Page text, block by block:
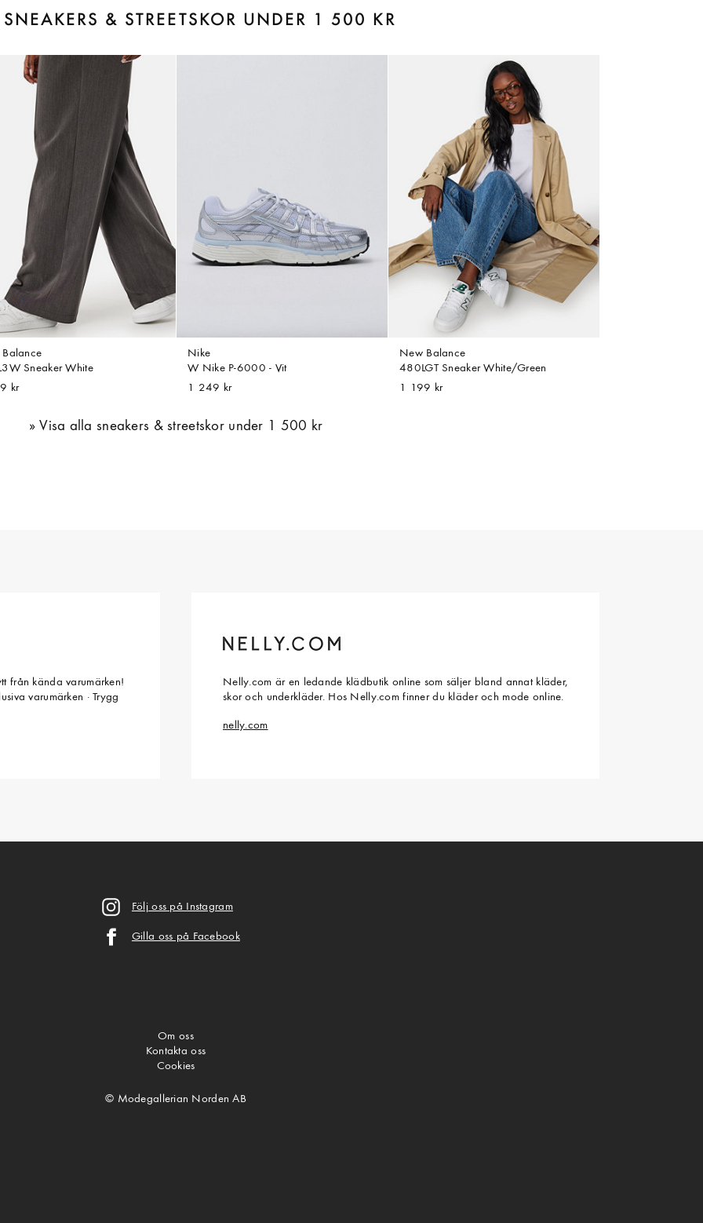
SNEAKERS & STREETSKOR UNDER 1 500 KR
Sneaker White
kr
Nike
W Nike P-6000 - Vit
1 249 kr
New Balance
480LGT Sneaker White/Green
1 199 kr
Visa alla sneakers & streetskor under 1 500 kr
från kända varumärken!
varumärken · Trygg
Nelly.com är en ledande klädbutik online som säljer bland annat kläder,
skor och underkläder. Hos Nelly.com finner du kläder och mode online.
nelly.com
Följ oss på Instagram
Gilla oss på Facebook
Om oss
Kontakta oss
Cookies
© Modegallerian Norden AB